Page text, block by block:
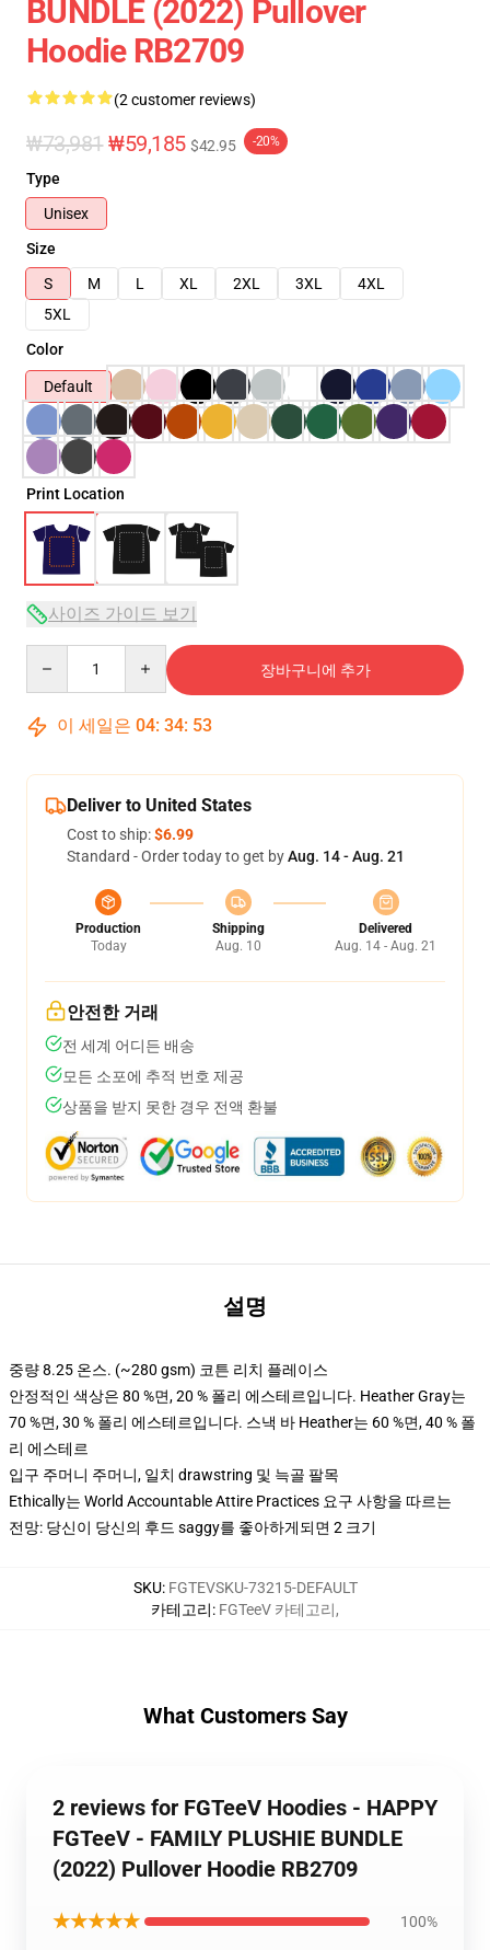
BUNDLE (2022) Pullover
Hoodie RB2709
(2 customer reviews)
₩73,981 ₩59,185 $42.95 -20%
Type
Unisex
Size
S
M L XL 2XL 3XL
4XL
5XL
Color
Default
Print Location
사이즈 가이드 보기
장바구니에 추가
이 세일은 04: 34: 53
Deliver to United States
Cost to ship:$6.99
Standard - Order today to get byAug. 14 - Aug. 21
Production
Today
Shipping
Aug. 10
Delivered
Aug. 14 - Aug. 21
안전한 거래
전 세계 어디든 배송
모든 소포에 추적 번호 제공
상품을 받지 못한 경우 전액 환불
설명
중량 8.25 온스. (~280 gsm) 코튼 리치 플레이스
안정적인 색상은 80 %면, 20 % 폴리 에스테르입니다. Heather Gray는
70 %면, 30 % 폴리 에스테르입니다. 스낵 바 Heather는 60 %면, 40 % 폴
리 에스테르
입구 주머니 주머니, 일치 drawstring 및 늑골 팔목
Ethically는 World Accountable Attire Practices 요구 사항을 따르는
전망: 당신이 당신의 후드 saggy를 좋아하게되면 2 크기
SKU: FGTEVSKU-73215-DEFAULT
카테고리: FGTeeV 카테고리,
What Customers Say
2 reviews for FGTeeV Hoodies - HAPPY
FGTeeV - FAMILY PLUSHIE BUNDLE
(2022) Pullover Hoodie RB2709
★★★★★ 100%